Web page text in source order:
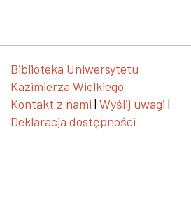
Biblioteka Uniwersytetu
Kazimierza Wielkiego
Kontakt z nami | Wyślij uwagi |
Deklaracja dostępności